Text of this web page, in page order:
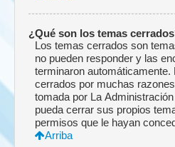
¿Qué son los temas
Los temas cerrados son
no pueden responder y las
terminaron
cerrados por muchas
tomada por La
pueda cerrar sus propios
permisos que le hayan
Arriba